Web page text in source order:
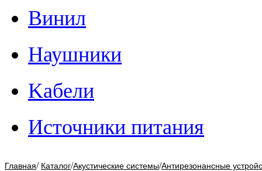
Винил
Наушники
Kабели
Источники питания
Главная/ Каталог/Акустические системы/Антирезонансные